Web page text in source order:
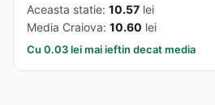
Aceasta statie: 10.57 lei
Media Craiova: 10.60 lei
Cu 0.03 lei mai ieftin decat media